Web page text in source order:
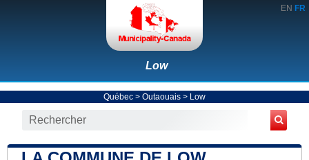
EN FR
Low
Québec > Outaouais > Low